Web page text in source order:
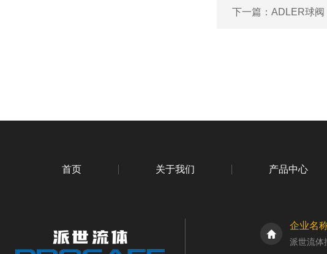
下一篇： ADLER球阀
首页 关于我们 产品中心
企业名
派世流体